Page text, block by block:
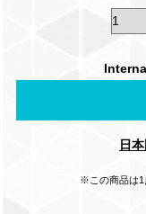
日
※この商品は1